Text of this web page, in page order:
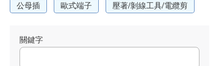
公母插
歐式端子 壓著/剝線工具/電纜剪
關鍵字